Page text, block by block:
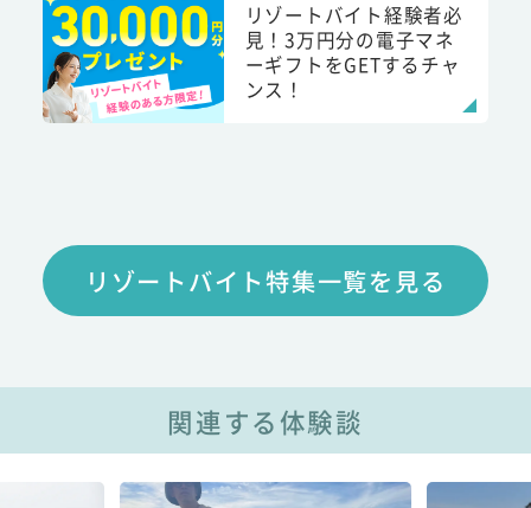
リゾートバイト経験者必
見！3万円分の電子マネ
ーギフトをGETするチャ
ンス！
リゾートバイト特集一覧を見る
関連する体験談